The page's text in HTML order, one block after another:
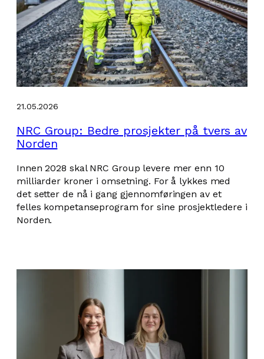
21.05.2026
NRC Group: Bedre prosjekter på tvers av
Norden
Innen 2028 skal NRC Group levere mer enn 10
milliarder kroner i omsetning. For å lykkes med
det setter de nå i gang gjennomføringen av et
felles kompetanseprogram for sine prosjektledere i
Norden.